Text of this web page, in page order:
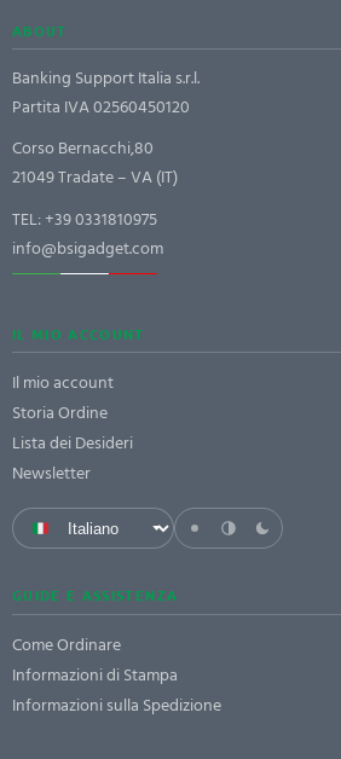
ABOUT
Banking Support Italia s.r.l.
Partita IVA 02560450120
Corso Bernacchi,80
21049 Tradate – VA (IT)
TEL:+39 0331810975
info@bsigadget.com
IL MIO ACCOUNT
Il mio account
Storia Ordine
Lista dei Desideri
Newsletter
GUIDE E ASSISTENZA
Come Ordinare
Informazioni di Stampa
Informazioni sulla Spedizione